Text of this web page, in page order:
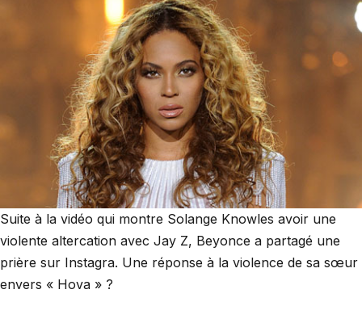
Suite à la vidéo qui montre Solange Knowles avoir une
violente altercation avec Jay Z, Beyonce a partagé une
prière sur Instagra. Une réponse à la violence de sa sœur
envers « Hova » ?